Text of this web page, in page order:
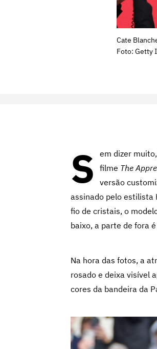
Cate
Foto: Getty
S em dizer muito,
filme The
versão
assinado pelo estilista
fio de cristais, o
baixo, a parte de fora
Na hora das fotos, a
rosado e deixa visível
cores da bandeira da